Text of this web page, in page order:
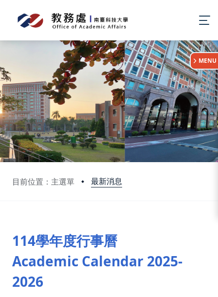
目前位置：主選單 最新消息
:::
MENU
114學年度行事曆
Academic Calendar 2025-
2026